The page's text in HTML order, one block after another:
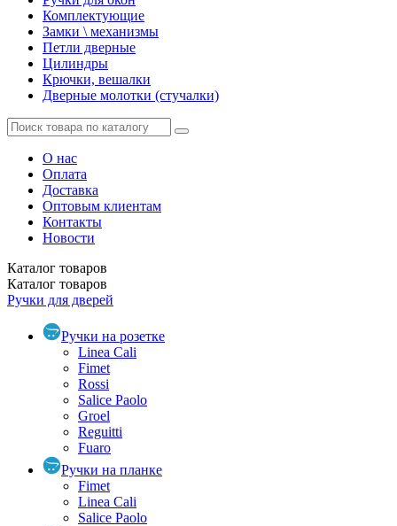
Комплектующие
Замки \ механизмы
Петли дверные
Цилиндры
Крючки, вешалки
Дверные молотки (стучалки)
О нас
Оплата
Доставка
Оптовым клиентам
Контакты
Новости
Каталог товаров
Каталог товаров
Ручки для дверей
Ручки на розетке
Linea Cali
Fimet
Rossi
Salice Paolo
Groel
Reguitti
Fuaro
Ручки на планке
Fimet
Linea Cali
Salice Paolo